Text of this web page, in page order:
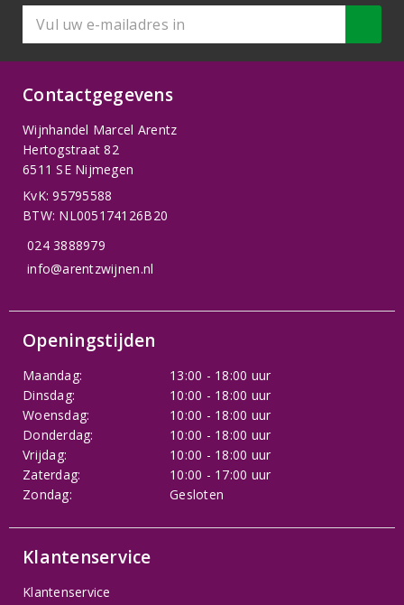
Contactgegevens
Wijnhandel Marcel Arentz
Hertogstraat 82
6511 SE Nijmegen
KvK: 95795588
BTW: NL005174126B20
024 3888979
info@arentzwijnen.nl
Openingstijden
Maandag:
13:00 - 18:00 uur
Dinsdag:
10:00 - 18:00 uur
Woensdag:
10:00 - 18:00 uur
Donderdag:
10:00 - 18:00 uur
Vrijdag:
10:00 - 18:00 uur
Zaterdag:
10:00 - 17:00 uur
Zondag:
Gesloten
Klantenservice
Klantenservice